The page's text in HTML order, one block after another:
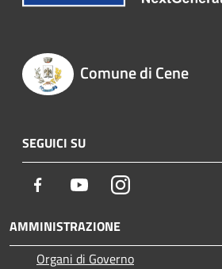
Comune di Cene
SEGUICI SU
Facebook YoutubeInstagram
AMMINISTRAZIONE
Organi di Governo